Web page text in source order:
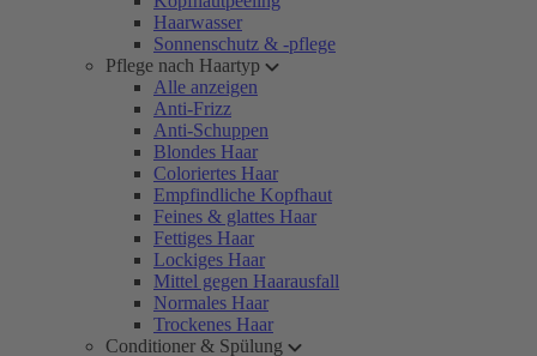
Haarwasser
Sonnenschutz & -pflege
Pflege nach Haartyp
Alle anzeigen
Anti-Frizz
Anti-Schuppen
Blondes Haar
Coloriertes Haar
Empfindliche Kopfhaut
Feines & glattes Haar
Fettiges Haar
Lockiges Haar
Mittel gegen Haarausfall
Normales Haar
Trockenes Haar
Conditioner & Spülung